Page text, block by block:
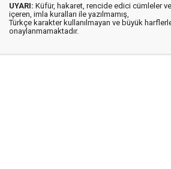
UYARI: Küfür, hakaret, rencide edici cümleler
içeren, imla kuralları ile yazılmamış,
Türkçe karakter kullanılmayan ve büyük
onaylanmamaktadır.